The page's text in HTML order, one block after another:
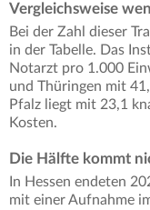
Vergleichsweise
Bei der Zahl dieser
in der Tabelle. Das
Notarzt pro 1.000
und Thüringen mit
Pfalz liegt mit 23,1
Kosten.
Die Hälfte kommt
In Hessen endeten
mit einer Aufnahme